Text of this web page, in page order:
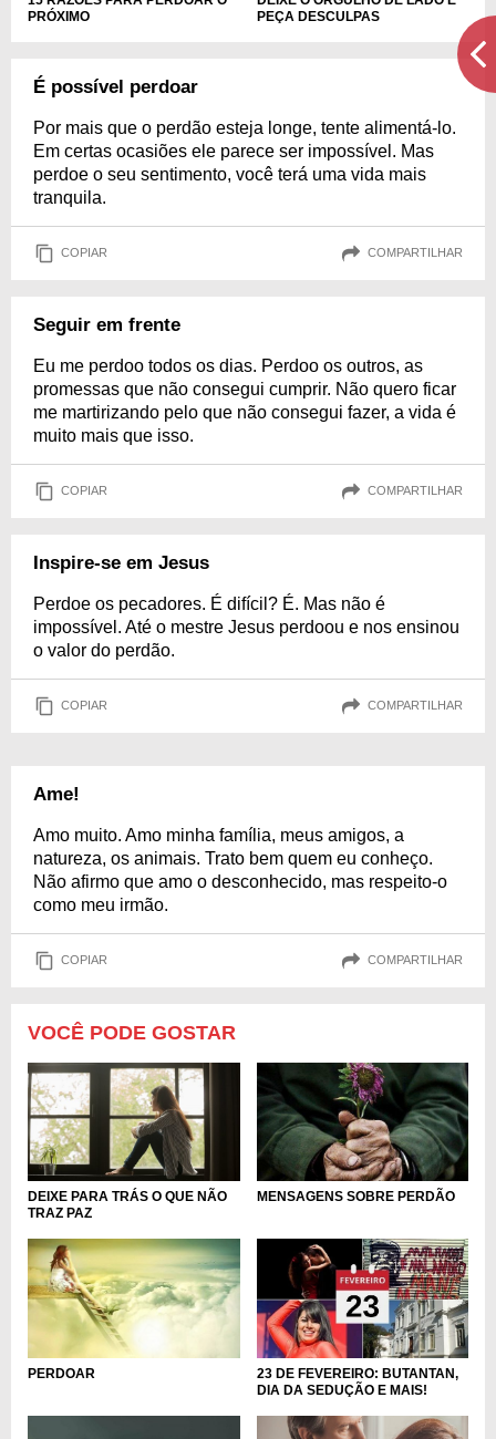
PRÓXIMO
PEÇA DESCULPAS
É possível perdoar
Por mais que o perdão esteja longe, tente alimentá-lo.
Em certas ocasiões ele parece ser impossível. Mas
perdoe o seu sentimento, você terá uma vida mais
tranquila.
COPIAR COMPARTILHAR
Seguir em frente
Eu me perdoo todos os dias. Perdoo os outros, as
promessas que não consegui cumprir. Não quero ficar
me martirizando pelo que não consegui fazer, a vida é
muito mais que isso.
COPIAR COMPARTILHAR
Inspire-se em Jesus
Perdoe os pecadores. É difícil? É. Mas não é
impossível. Até o mestre Jesus perdoou e nos ensinou
o valor do perdão.
COPIAR COMPARTILHAR
Ame!
Amo muito. Amo minha família, meus amigos, a
natureza, os animais. Trato bem quem eu conheço.
Não afirmo que amo o desconhecido, mas respeito-o
como meu irmão.
COPIAR COMPARTILHAR
VOCÊ PODE GOSTAR
DEIXE PARA TRÁS O QUE NÃO
TRAZ PAZ
MENSAGENS SOBRE PERDÃO
PERDOAR
23 DE FEVEREIRO: BUTANTAN,
DIA DA SEDUÇÃO E MAIS!